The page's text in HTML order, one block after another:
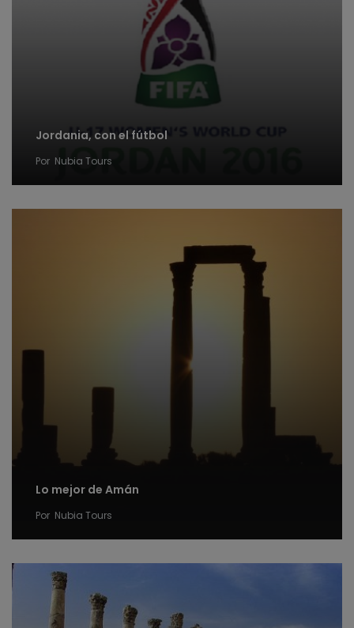
Jordania, con el fútbol
Por Nubia Tours
Lo mejor de Amán
Por Nubia Tours